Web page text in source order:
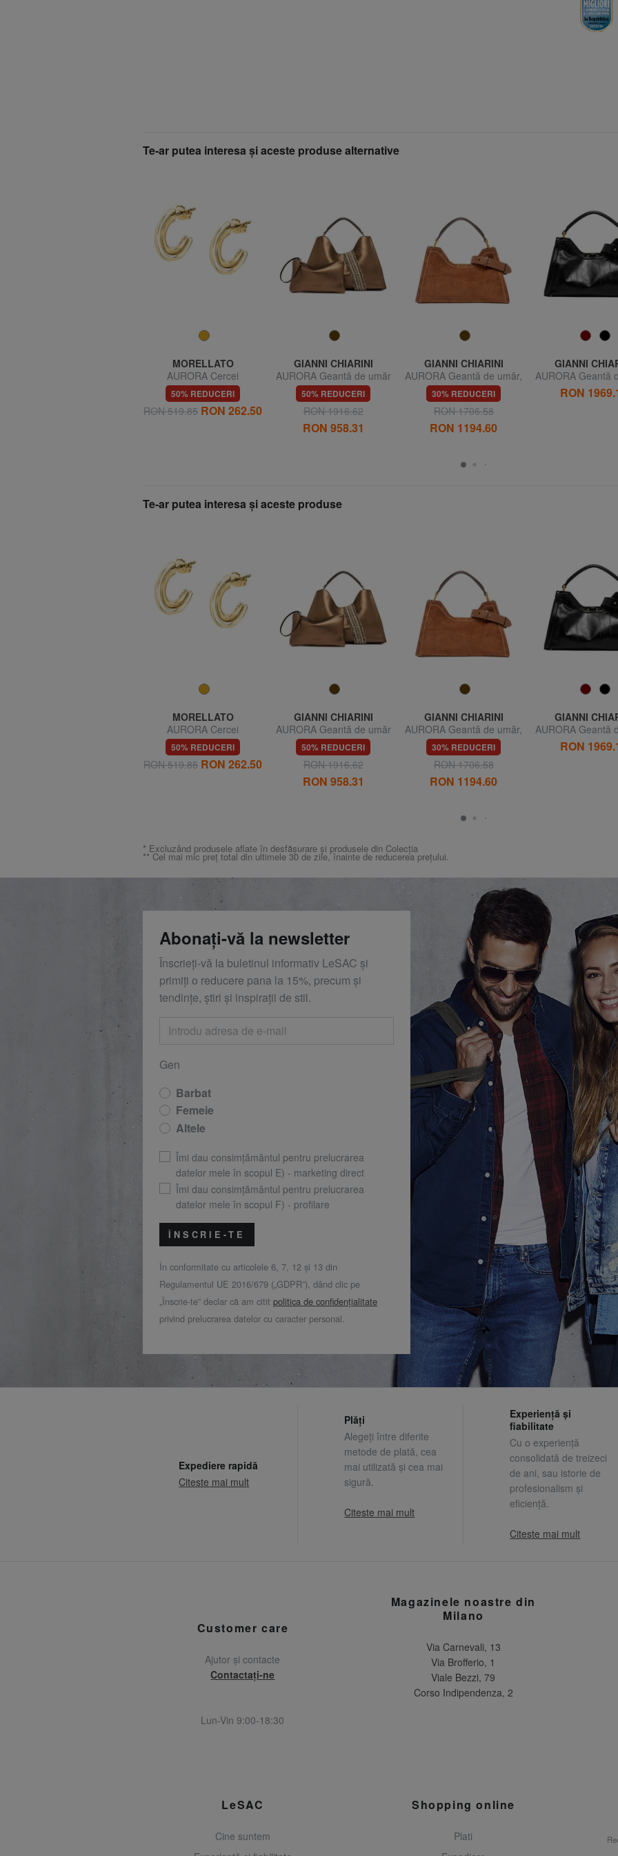
Te-ar putea interesa şi aceste produse alternative
MORELLATO
AURORA Cercei
50% REDUCERI
RON 519.85 RON 262.50
GIANNI CHIARINI
AURORA Geantă de umăr
50% REDUCERI
RON 1916.62
RON 958.31
GIANNI CHIARINI
AURORA Geantă de umăr,
cu curea de umăr
30% REDUCERI
RON 1706.58
RON 1194.60
GIANNI
AURORA Geantă
cu curea de umăr,
RON
Te-ar putea interesa şi aceste produse
MORELLATO
AURORA Cercei
50% REDUCERI
RON 519.85 RON 262.50
GIANNI CHIARINI
AURORA Geantă de umăr
50% REDUCERI
RON 1916.62
RON 958.31
GIANNI CHIARINI
AURORA Geantă de umăr,
cu curea de umăr
30% REDUCERI
RON 1706.58
RON 1194.60
GIANNI
AURORA Geantă
cu curea de umăr,
RON
* Excluzând produsele aflate în desfășurare și produsele din Colecția
** Cel mai mic preț total din ultimele 30 de zile, înainte de reducerea prețului.
Abonați-vă la newsletter
Înscrieți-vă la buletinul informativ LeSAC și
primiți o reducere pana la 15%, precum și
tendințe, știri și inspirații de stil.
Gen
Barbat
Femeie
Altele
Îmi dau consimțământul pentru prelucrarea
datelor mele în scopul E) - marketing direct
Îmi dau consimțământul pentru prelucrarea
datelor mele în scopul F) - profilare
ÎNSCRIE-TE
În conformitate cu articolele 6, 7, 12 și 13 din
Regulamentul UE 2016/679 („GDPR”), dând clic pe
„Înscrie-te” declar că am citit politica de confidențialitate
privind prelucrarea datelor cu caracter personal.
Expediere rapidă
Citeste mai mult
Plăți
Alegeți între diferite
metode de plată, cea
mai utilizată și cea mai
sigură.
Citeste mai mult
Experiență și
fiabilitate
Cu o experiență
consolidată de treizeci
de ani, sau istorie de
profesionalism și
eficiență.
Citeste mai mult
Customer care
Ajutor și contacte
Contactați-ne
Lun-Vin 9:00-18:30
Magazinele noastre din
Milano
Via Carnevali, 13
Via Brofferio, 1
Viale Bezzi, 79
Corso Indipendenza, 2
LeSAC
Cine suntem
Shopping online
Plati